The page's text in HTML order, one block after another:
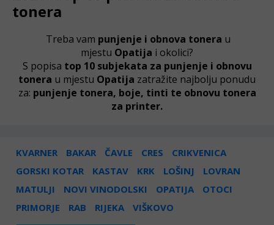
tonera
Treba vam punjenje i obnova tonera u
mjestu Opatija i okolici?
S popisa top 10 subjekata za punjenje i obnovu
tonera u mjestu Opatija zatražite najbolju ponudu
za: punjenje tonera, boje, tinti te obnovu tonera
za printer.
KVARNER BAKAR ČAVLE CRES
CRIKVENICA
GORSKI KOTAR
KASTAV KRK LOŠINJ
LOVRAN
MATULJI
NOVI VINODOLSKI OPATIJA
OTOCI
PRIMORJE
RAB RIJEKA VIŠKOVO